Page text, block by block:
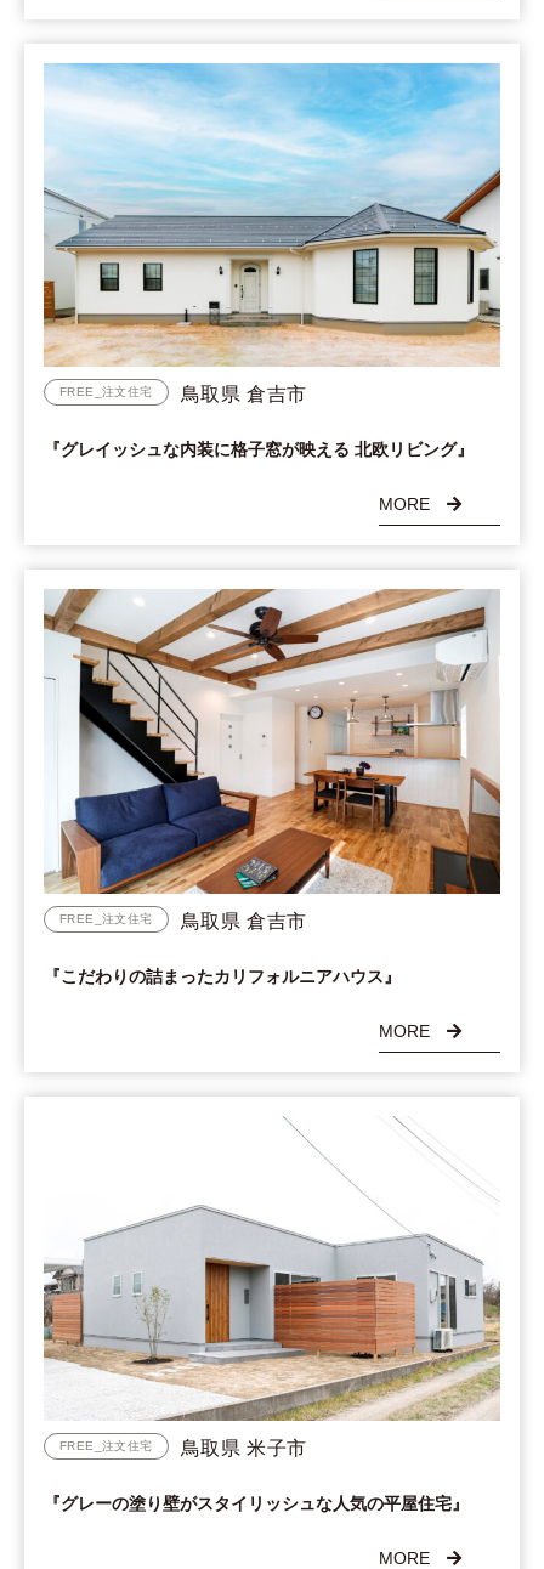
鳥取県 倉吉市
FREE_注文住宅
『グレイッシュな内装に格子窓が映える 北欧リビング』
MORE
鳥取県 倉吉市
FREE_注文住宅
『こだわりの詰まったカリフォルニアハウス』
MORE
鳥取県 米子市
FREE_注文住宅
『グレーの塗り壁がスタイリッシュな人気の平屋住宅』
MORE